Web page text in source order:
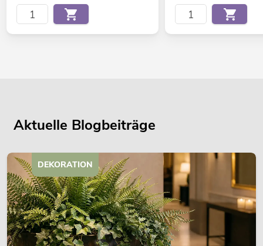
Aktuelle Blogbeiträge
DEKORATION